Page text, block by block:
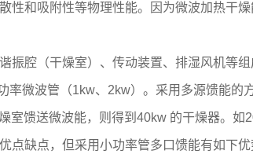
性和吸附性等物理性能。因为微波加热干
腔（干燥室）、传动装置、排湿风机等
率微波管（1kw、2kw）。采用多源馈能
室馈送微波能，则得到40kw 的干燥器。
点缺点，但采用小功率管多口馈能有如下